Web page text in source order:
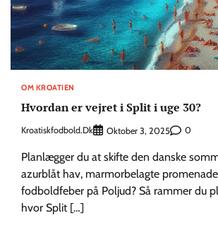
OM KROATIEN
Hvordan er vejret i Split i uge 30?
Kroatiskfodbold.dk Oktober 3, 2025 0
Planlægger du at skifte den danske
azurblåt hav, marmorbelagte
fodboldfeber på Poljud? Så rammer du
hvor Split […]